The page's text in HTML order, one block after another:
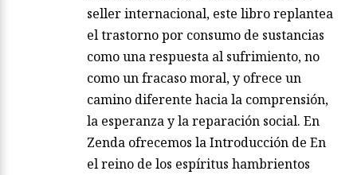
seller internacional, este libro replantea
el trastorno por consumo de sustancias
como una respuesta al sufrimiento, no
como un fracaso moral, y ofrece un
camino diferente hacia la comprensión,
la esperanza y la reparación social. En
Zenda ofrecemos la Introducción de En
el reino de los espíritus hambrientos